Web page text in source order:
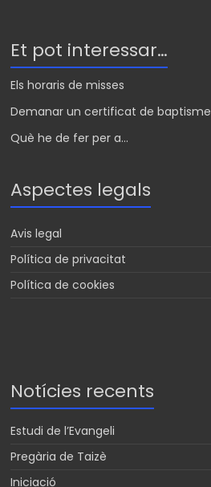
Et pot interessar…
Els horaris de misses
Demanar un certificat de baptisme
Què he de fer per a...
Aspectes legals
Avis legal
Política de privacitat
Política de cookies
Notícies recents
Estudi de l’Evangeli
Pregària de Taizè
Iniciació